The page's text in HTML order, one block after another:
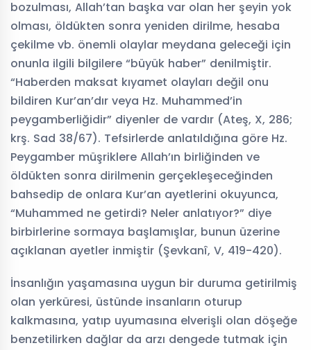
bozulması, Allah’tan başka var olan her şeyin yok
olması, öldükten sonra yeniden dirilme, hesaba
çekilme vb. önemli olaylar meydana geleceği için
onunla ilgili bilgilere “büyük haber” denilmiştir.
“Haberden maksat kıyamet olayları değil onu
bildiren Kur’an’dır veya Hz. Muhammed’in
peygamberliğidir” diyenler de vardır (Ateş, X, 286;
krş. Sad 38/67). Tefsirlerde anlatıldığına göre Hz.
Peygamber müşriklere Allah’ın birliğinden ve
öldükten sonra dirilmenin gerçekleşeceğinden
bahsedip de onlara Kur’an ayetlerini okuyunca,
“Muhammed ne getirdi? Neler anlatıyor?” diye
birbirlerine sormaya başlamışlar, bunun üzerine
açıklanan ayetler inmiştir (Şevkanî, V, 419-420).
İnsanlığın yaşamasına uygun bir duruma getirilmiş
olan yerküresi, üstünde insanların oturup
kalkmasına, yatıp uyumasına elverişli olan döşeğe
benzetilirken dağlar da arzı dengede tutmak için